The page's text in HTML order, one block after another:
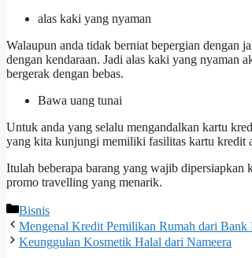
alas kaki yang nyaman
Walaupun anda tidak berniat bepergian dengan
dengan kendaraan. Jadi alas kaki yang nyaman
bergerak dengan bebas.
Bawa uang tunai
Untuk anda yang selalu mengandalkan kartu
yang kita kunjungi memiliki fasilitas kartu kredit
Itulah beberapa barang yang wajib dipersiapkan
promo travelling yang menarik.
Categories
Bisnis
Mengenal Kredit Pemilikan Rumah dari Bank
Keunggulan Kosmetik Halal dari Nameera